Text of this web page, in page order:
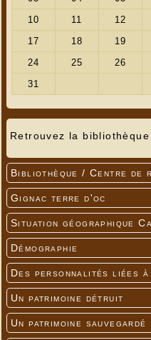
Retrouvez la
Bibliothèque / Centre de
Gignac terre d'oc
Situation géographique
Démographie
Des personnalités liées à
Un patrimoine détruit
Un patrimoine sauvegardé